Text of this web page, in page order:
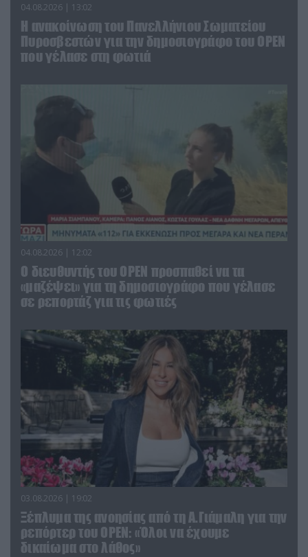
04.08.2026 | 13:02
Η ανακοίνωση του Πανελλήνιου Σωματείου
Πυροσβεστών για την δημοσιογράφο του OPEN
που γέλασε στη φωτιά
04.08.2026 | 12:02
O διευθυντής του OPEN προσπαθεί να τα
«μαζέψει» για τη δημοσιογράφο που γέλασε
σε ρεπορτάζ για τις φωτιές
03.08.2026 | 19:02
Ξέπλυμα της ανοησίας από τη Α.Γιάμαλη για την
ρεπόρτερ του ΟΡΕΝ: «Όλοι να έχουμε
δικαίωμα στο λάθος»